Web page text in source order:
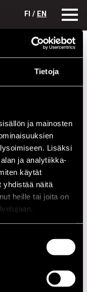
Tietoja
ja mainosten
Lisäksi
ja analytiikka-
käytät
yhdistää näitä
heille tai joita on
FI / EN